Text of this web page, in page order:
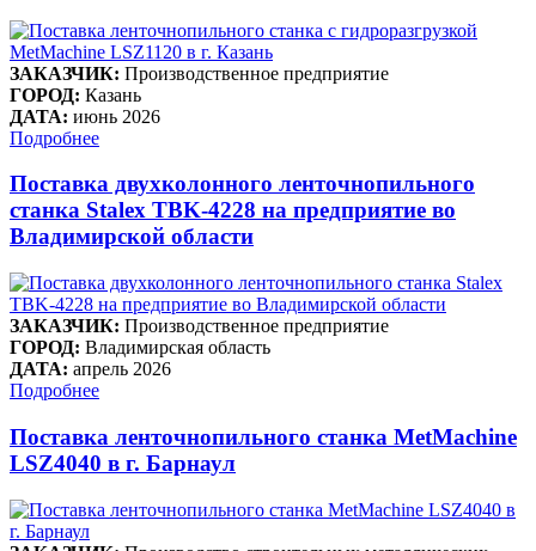
ЗАКАЗЧИК: Производственное предприятие
ГОРОД: Казань
ДАТА: июнь 2026
Подробнее
Поставка двухколонного ленточнопильного
станка Stalex TBK-4228 на предприятие во
Владимирской области
ЗАКАЗЧИК: Производственное предприятие
ГОРОД: Владимирская область
ДАТА: апрель 2026
Подробнее
Поставка ленточнопильного станка MetMachine
LSZ4040 в г. Барнаул